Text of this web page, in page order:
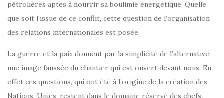
pétrolières aptes à nourrir sa boulimie énergétique. Quelle
que soit l’issue de ce conflit, cette question de l’organisation
des relations internationales est posée.
La guerre et la paix donnent par la simplicité de l’alternative
une image faussée du chantier qui est ouvert devant nous. En
effet ces questions, qui ont été à l’origine de la création des